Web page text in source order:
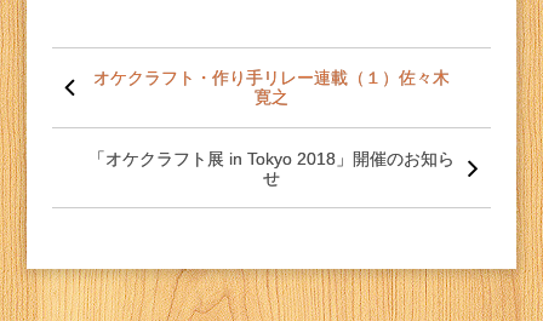
稿
ナ
オケクラフト・作り手リレー連載（１）佐々木
寛之
「オケクラフト展 in Tokyo 2018」開催のお知ら
せ